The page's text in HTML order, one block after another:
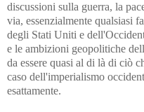
discussioni sulla guerra, la
via, essenzialmente qualsiasi
degli Stati Uniti e
e le ambizioni geopolitiche
da essere quasi al di là di ciò
caso dell'imperialismo
esattamente.